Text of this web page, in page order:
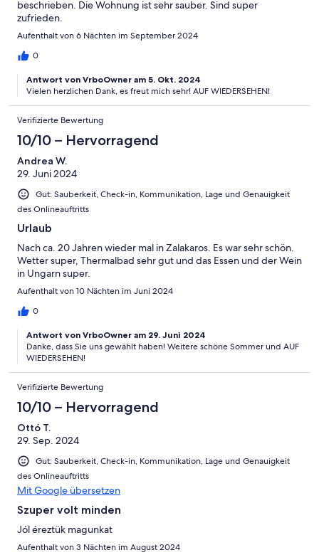
beschrieben. Die Wohnung ist sehr sauber. Sind super
zufrieden.
Aufenthalt von 6 Nächten im September 2024
0
Antwort von VrboOwner am 5. Okt. 2024
Vielen herzlichen Dank, es freut mich sehr! AUF WIEDERSEHEN!
Verifizierte Bewertung
10/10 – Hervorragend
Andrea W.
29. Juni 2024
Gut: Sauberkeit, Check-in, Kommunikation, Lage und Genauigkeit
des Onlineauftritts
Urlaub
Nach ca. 20 Jahren wieder mal in Zalakaros. Es war sehr schön.
Wetter super, Thermalbad sehr gut und das Essen und der Wein
in Ungarn super.
Aufenthalt von 10 Nächten im Juni 2024
0
Antwort von VrboOwner am 29. Juni 2024
Danke, dass Sie uns gewählt haben! Weitere schöne Sommer und AUF
WIEDERSEHEN!
Verifizierte Bewertung
10/10 – Hervorragend
Ottó T.
29. Sep. 2024
Gut: Sauberkeit, Check-in, Kommunikation, Lage und Genauigkeit
des Onlineauftritts
Mit Google übersetzen
Szuper volt minden
Jól éreztük magunkat
Aufenthalt von 3 Nächten im August 2024